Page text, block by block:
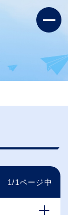
1/1ページ中